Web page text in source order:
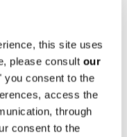
this site uses
please consult our
consent to the
access the
through
consent to the